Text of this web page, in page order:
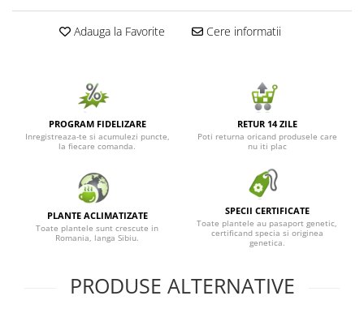
Adauga la Favorite Cere informatii
PROGRAM FIDELIZARE
Inregistreaza-te si acumulezi puncte,
la fiecare comanda.
RETUR 14 ZILE
Poti returna oricand produsele care
nu iti plac
PLANTE ACLIMATIZATE
Toate plantele sunt crescute in
Romania, langa Sibiu.
SPECII CERTIFICATE
Toate plantele au pasaport genetic,
certificand specia si originea
genetica.
PRODUSE ALTERNATIVE